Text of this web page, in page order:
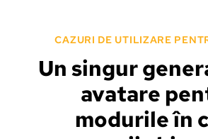
CAZURI DE UTILIZARE
Un singur
avatare
modurile în